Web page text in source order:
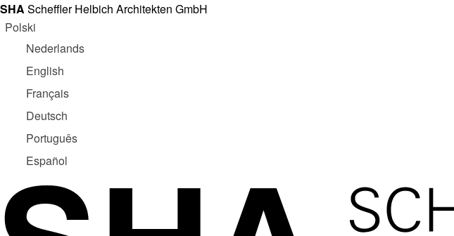
SHA Scheffler Helbich Architekten GmbH
Polski
Nederlands
English
Français
Deutsch
Português
Español